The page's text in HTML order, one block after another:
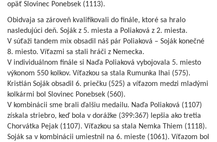
opäť Slovinec Ponebsek (1113).
Obidvaja sa zároveň kvalifikovali do finále, ktoré sa hralo
nasledujúci deň. Soják z 5. miesta a Poliaková z 2. miesta.
V súťaži tandem mix obsadil náš pár Poliaková – Soják konečné
8. miesto. Víťazmi sa stali hráči z Nemecka.
V individuálnom finále si Naďa Poliaková vybojovala 5. miesto
výkonom 550 kolkov. Víťazkou sa stala Rumunka Ihai (575).
Kristián Soják obsadil 6. priečku (525) a víťazom medzi mladými
kolkármi bol Slovinec Ponebsek (560).
V kombinácii sme brali ďalšiu medailu. Naďa Poliaková (1107)
získala striebro, keď bola v dorážke (399:367) lepšia ako tretia
Chorvátka Pejak (1107). Víťazkou sa stala Nemka Thiem (1118).
Soják sa v kombinácii umiestnil na 6. mieste (1061). Víťazom bol